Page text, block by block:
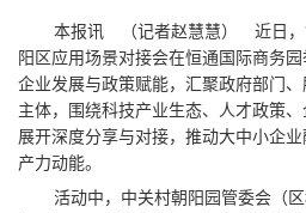
本报讯 （记者赵慧慧） 近日，“
阳区应用场景对接会在恒通国际商务
企业发展与政策赋能，汇聚政府部门
主体，围绕科技产业生态、人才政策
展开深度分享与对接，推动大中小企
产力动能。
活动中，中关村朝阳园管委会（